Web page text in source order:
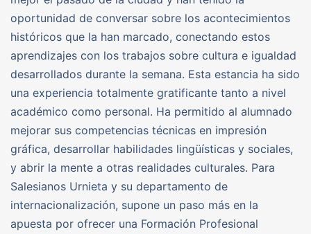
oportunidad de conversar sobre los acontecimientos
históricos que la han marcado, conectando estos
aprendizajes con los trabajos sobre cultura e igualdad
desarrollados durante la semana. Esta estancia ha sido
una experiencia totalmente gratificante tanto a nivel
académico como personal. Ha permitido al alumnado
mejorar sus competencias técnicas en impresión
gráfica, desarrollar habilidades lingüísticas y sociales,
y abrir la mente a otras realidades culturales. Para
Salesianos Urnieta y su departamento de
internacionalización, supone un paso más en la
apuesta por ofrecer una Formación Profesional